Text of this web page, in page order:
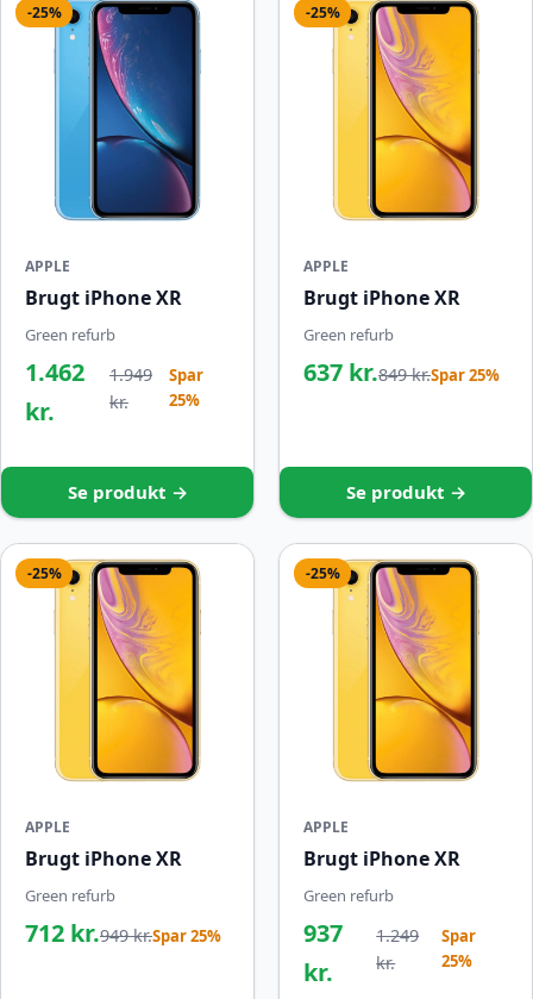
-25%
APPLE
Brugt iPhone XR
Green refurb
1.462
kr.
1.949
kr.
Spar
25%
Se produkt →
-25%
APPLE
Brugt iPhone XR
Green refurb
637 kr.849 kr.Spar 25%
Se produkt →
-25%
APPLE
Brugt iPhone XR
Green refurb
712 kr.949 kr.Spar 25%
-25%
APPLE
Brugt iPhone XR
Green refurb
937
kr.
1.249
kr.
Spar
25%